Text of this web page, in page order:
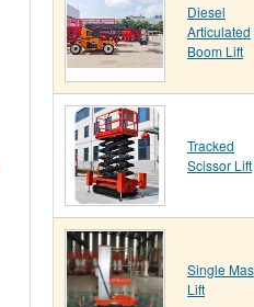
Diesel
Articulated
Boom Lift
Tracked
Scissor Lift
Single
Lift